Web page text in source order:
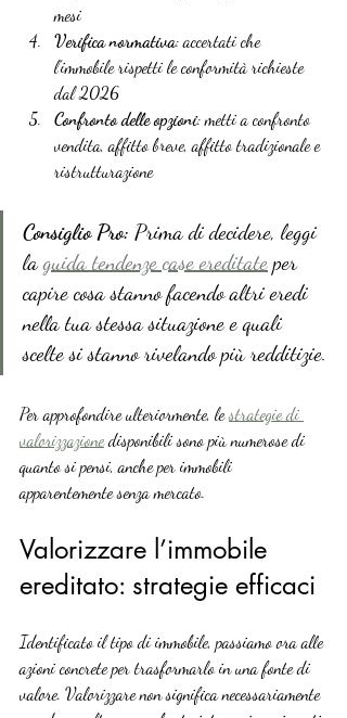
mesi
Verifica normativa: accertati che
l’immobile rispetti le conformità richieste
dal 2026
Confronto delle opzioni: metti a confronto
vendita, affitto breve, affitto tradizionale e
ristrutturazione
Consiglio Pro: Prima di decidere, leggi
la guida tendenze case ereditate per
capire cosa stanno facendo altri eredi
nella tua stessa situazione e quali
scelte si stanno rivelando più redditizie.
Per approfondire ulteriormente, le strategie di
valorizzazione disponibili sono più numerose di
quanto si pensi, anche per immobili
apparentemente senza mercato.
Valorizzare l’immobile
ereditato: strategie efficaci
Identificato il tipo di immobile, passiamo ora alle
azioni concrete per trasformarlo in una fonte di
valore. Valorizzare non significa necessariamente